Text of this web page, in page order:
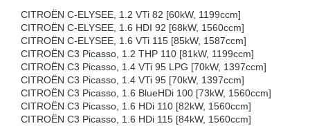
CITROËN C-ELYSEE, 1.2 VTi 82 [60kW, 1199ccm]
CITROËN C-ELYSEE, 1.6 HDI 92 [68kW, 1560ccm]
CITROËN C-ELYSEE, 1.6 VTi 115 [85kW, 1587ccm]
CITROËN C3 Picasso, 1.2 THP 110 [81kW, 1199ccm]
CITROËN C3 Picasso, 1.4 VTi 95 LPG [70kW, 1397ccm]
CITROËN C3 Picasso, 1.4 VTi 95 [70kW, 1397ccm]
CITROËN C3 Picasso, 1.6 BlueHDi 100 [73kW, 1560ccm]
CITROËN C3 Picasso, 1.6 HDi 110 [82kW, 1560ccm]
CITROËN C3 Picasso, 1.6 HDi 115 [84kW, 1560ccm]